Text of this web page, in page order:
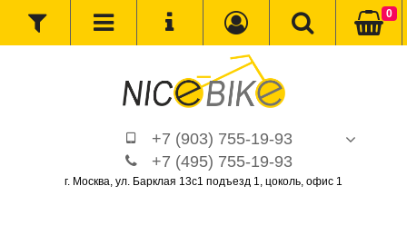
+7 (903) 755-19-93
+7 (495) 755-19-93
г. Москва, ул. Барклая 13с1 подъезд 1, цоколь, офис 1
0